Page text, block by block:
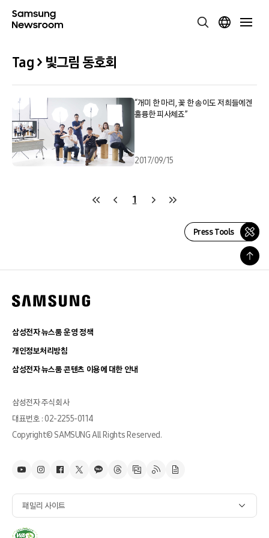
Tag > 빛그림 동호회
“개미 한 마리, 꽃 한 송이도 저희들에겐
훌륭한 피사체죠”
2017/09/15
1
Press Tools
삼성전자 뉴스룸 운영 정책
개인정보처리방침
삼성전자 뉴스룸 콘텐츠 이용에 대한 안내
삼성전자 주식회사
대표번호 : 02-2255-0114
Copyright© SAMSUNG All Rights Reserved.
패밀리 사이트